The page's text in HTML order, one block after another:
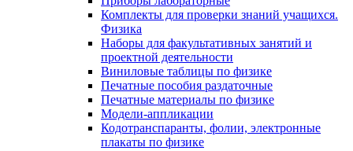
Комплекты для проверки знаний учащихся.
Физика
Наборы для факультативных занятий и
проектной деятельности
Виниловые таблицы по физике
Печатные пособия раздаточные
Печатные материалы по физике
Модели-аппликации
Кодотранспаранты, фолии, электронные
плакаты по физике